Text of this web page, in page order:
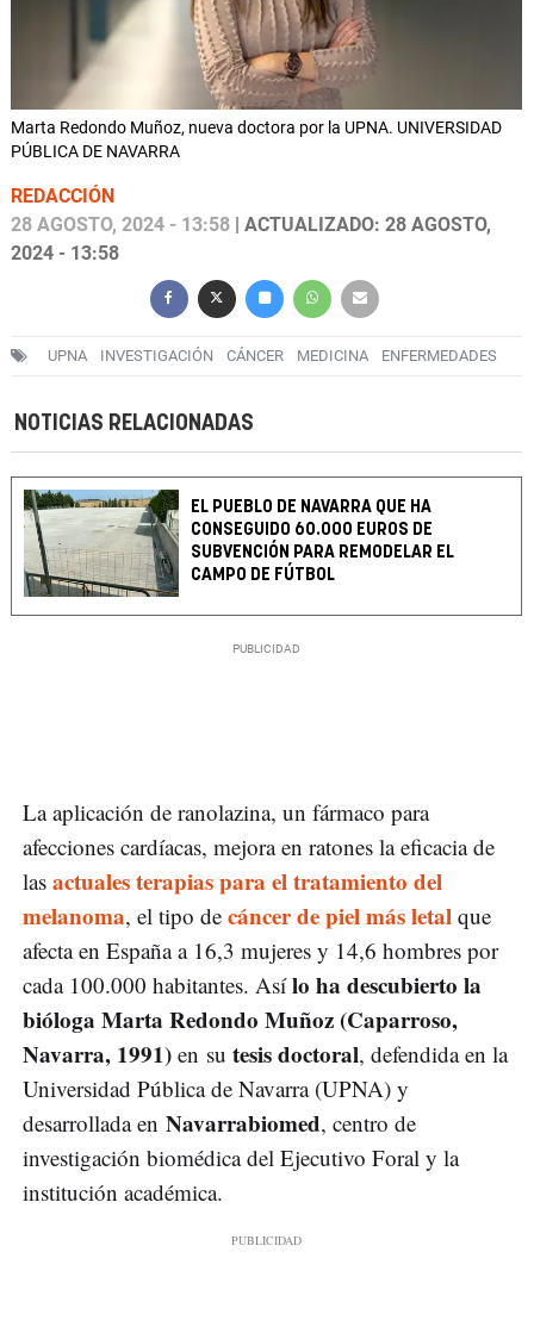
Marta Redondo Muñoz, nueva doctora por la UPNA. UNIVERSIDAD
PÚBLICA DE NAVARRA
REDACCIÓN
28 AGOSTO, 2024 - 13:58 | ACTUALIZADO: 28 AGOSTO,
2024 - 13:58
UPNA INVESTIGACIÓN CÁNCER MEDICINA ENFERMEDADES
NOTICIAS RELACIONADAS
EL PUEBLO DE NAVARRA QUE HA
CONSEGUIDO 60.000 EUROS DE
SUBVENCIÓN PARA REMODELAR EL
CAMPO DE FÚTBOL
La aplicación de ranolazina, un fármaco para
afecciones cardíacas, mejora en ratones la eficacia de
las actuales terapias para el tratamiento del
melanoma, el tipo de cáncer de piel más letal que
afecta en España a 16,3 mujeres y 14,6 hombres por
cada 100.000 habitantes. Asílo ha descubierto la
bióloga Marta Redondo Muñoz (Caparroso,
Navarra, 1991) en su tesis doctoral, defendida en la
Universidad Pública de Navarra (UPNA) y
desarrollada en Navarrabiomed, centro de
investigación biomédica del Ejecutivo Foral y la
institución académica.